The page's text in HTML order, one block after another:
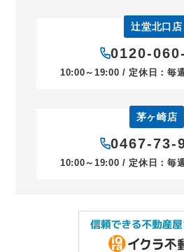
辻堂北口店
0120-
10:00～19:00 / 定休日：毎
茅ヶ崎店
0467-73-
10:00～19:00 / 定休日：毎